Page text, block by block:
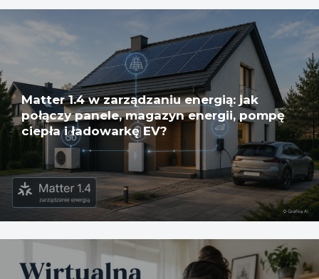
Matter 1.4 w zarządzaniu energią: jak
połączy panele, magazyn energii, pompę
ciepła i ładowarkę EV?